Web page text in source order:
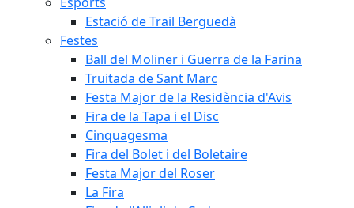
Estació de Trail Berguedà
Festes
Ball del Moliner i Guerra de la Farina
Truitada de Sant Marc
Festa Major de la Residència d'Avis
Fira de la Tapa i el Disc
Cinquagesma
Fira del Bolet i del Boletaire
Festa Major del Roser
La Fira